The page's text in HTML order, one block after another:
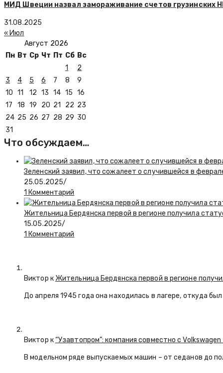
МИД Швеции назвал замораживание счетов грузинских
31.08.2025
« Июл
Август 2026
Пн Вт Ср Чт Пт Сб Вс
1
2
3
4 5 6 7 8
9
10 11 12 13 14 15 16
17
18 19 20 21 22 23
24 25 26 27 28 29 30
31
Что обсуждаем…
Зеленский заявил, что сожалеет о случившейся в
25.05.2025/
1 Комментарий
Жительница Бердянска первой в регионе получила
15.05.2025/
1 Комментарий
Виктор к Жительница Бердянска первой в регионе
До апреля 1945 года она находилась в лагере, откуда
Виктор к“Узавтопром”: компания совместно с
В модельном ряде выпускаемых машин – от седанов до